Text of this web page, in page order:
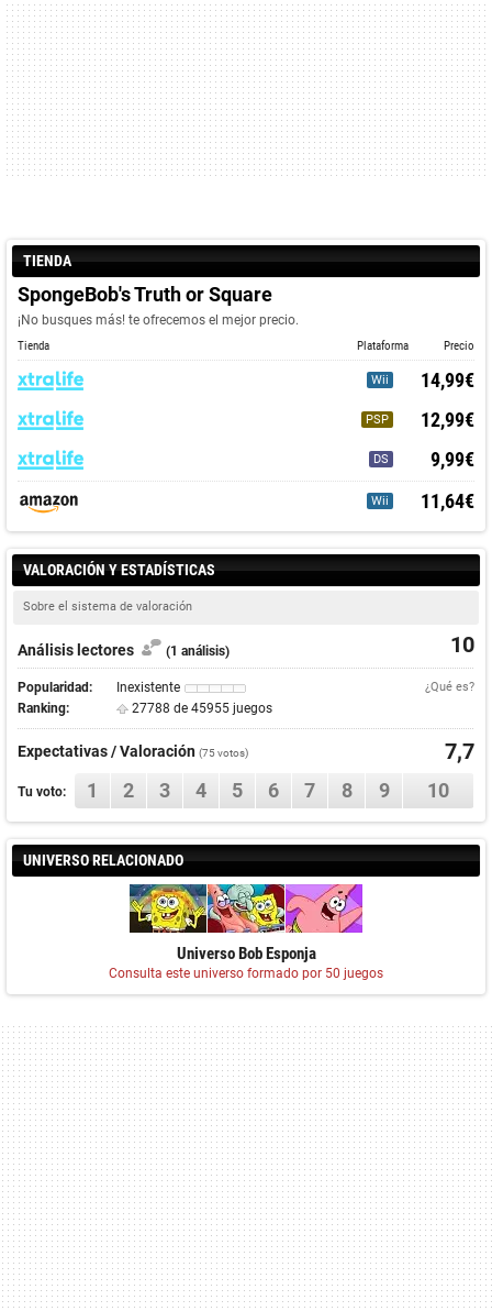
TIENDA
SpongeBob's Truth or Square
¡No busques más! te ofrecemos el mejor precio.
Tienda Plataforma Precio
Wii 14,99€
PSP 12,99€
DS 9,99€
Wii 11,64€
VALORACIÓN Y ESTADÍSTICAS
Sobre el sistema de valoración
10
Análisis lectores (1 análisis)
Popularidad: Inexistente ¿Qué es?
Ranking: 27788 de 45955 juegos
Expectativas / Valoración (75votos) 7,7
Tu voto: 1 2 3 4 5 6 7 8 9 10
UNIVERSO RELACIONADO
Universo Bob Esponja
Consulta este universo formado por 50 juegos